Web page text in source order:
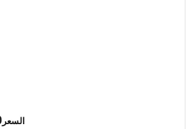
السعر